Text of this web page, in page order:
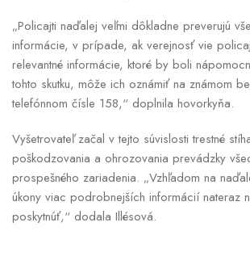
„Policajti naďalej veľmi dôkladne preverujú
informácie, v prípade, ak verejnosť vie
relevantné informácie, ktoré by boli
tohto skutku, môže ich oznámiť na známom
telefónnom čísle 158,“ doplnila hovorkyňa.
Vyšetrovateľ začal v tejto súvislosti trestné
poškodzovania a ohrozovania prevádzky
prospešného zariadenia. „Vzhľadom na
úkony viac podrobnejších informácií nateraz
poskytnúť,“ dodala Illésová.